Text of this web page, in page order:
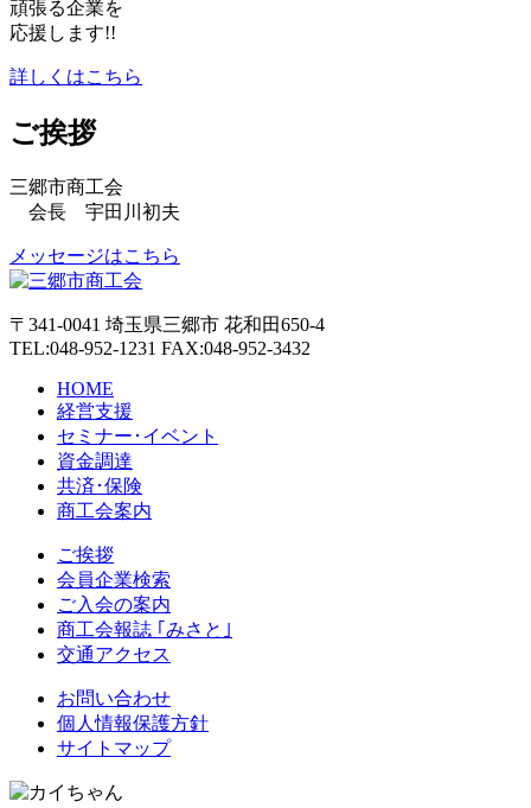
頑張る企業を
応援します!!
詳しくはこちら
ご挨拶
三郷市商工会
会長 宇田川初夫
メッセージはこちら
〒341-0041 埼玉県三郷市 花和田650-4
TEL:048-952-1231 FAX:048-952-3432
HOME
経営支援
セミナー･イベント
資金調達
共済･保険
商工会案内
ご挨拶
会員企業検索
ご入会の案内
商工会報誌 ｢みさと｣
交通アクセス
お問い合わせ
個人情報保護方針
サイトマップ